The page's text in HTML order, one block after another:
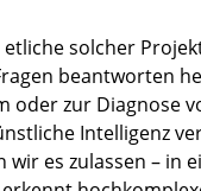
etliche solcher
beantworten
oder zur Diagnose
Intelligenz
wir es zulassen – in